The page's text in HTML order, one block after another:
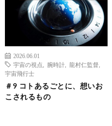
2026.06.01
宇宙の視点
腕時計 龍村仁監督
宇宙飛行士
＃9 コトあるごとに、想いお
こされるもの